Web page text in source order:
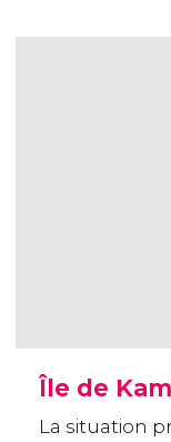
Île de
La situation